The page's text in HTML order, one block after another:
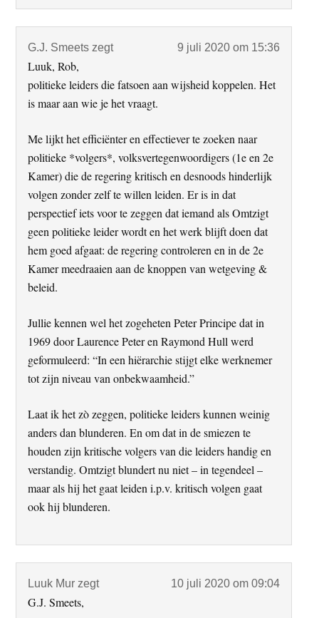
G.J. Smeets zegt 9 juli 2020 om 15:36
Luuk, Rob,
politieke leiders die fatsoen aan wijsheid koppelen. Het
is maar aan wie je het vraagt.
Me lijkt het efficiënter en effectiever te zoeken naar
politieke *volgers*, volksvertegenwoordigers (1e en 2e
Kamer) die de regering kritisch en desnoods hinderlijk
volgen zonder zelf te willen leiden. Er is in dat
perspectief iets voor te zeggen dat iemand als Omtzigt
geen politieke leider wordt en het werk blijft doen dat
hem goed afgaat: de regering controleren en in de 2e
Kamer meedraaien aan de knoppen van wetgeving &
beleid.
Jullie kennen wel het zogeheten Peter Principe dat in
1969 door Laurence Peter en Raymond Hull werd
geformuleerd: “In een hiërarchie stijgt elke werknemer
tot zijn niveau van onbekwaamheid.”
Laat ik het zò zeggen, politieke leiders kunnen weinig
anders dan blunderen. En om dat in de smiezen te
houden zijn kritische volgers van die leiders handig en
verstandig. Omtzigt blundert nu niet – in tegendeel –
maar als hij het gaat leiden i.p.v. kritisch volgen gaat
ook hij blunderen.
Luuk Mur zegt 10 juli 2020 om 09:04
G.J. Smeets,